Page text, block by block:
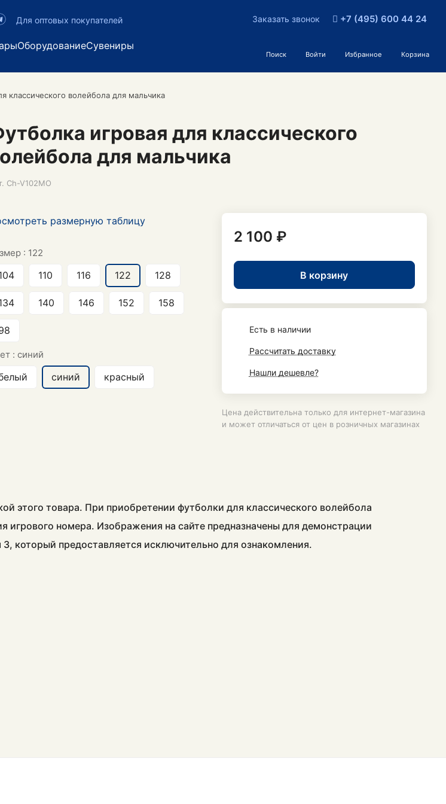
Для оптовых покупателей
ОборудованиеСувениры
Заказать звонок +7 (495) 600 44 24
Поиск Войти Избранное Корзина
классического волейбола для мальчика
игровая для классического
для мальчика
Ch-V102MO
размерную таблицу
: 122
110 116 122 128
140 146 152 158
: синий
синий красный
2 100 ₽
В корзину
Есть в наличии
Рассчитать доставку
Нашли дешевле?
Цена действительна только для интернет-магазина
и может отличаться от цен в розничных магазинах
этого товара. При приобретении футболки для классического волейбола
игрового номера. Изображения на сайте предназначены для демонстрации
который предоставляется исключительно для ознакомления.